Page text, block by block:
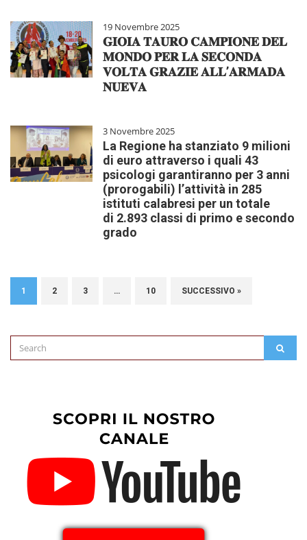
19 Novembre 2025
𝐆𝐈𝐎𝐈𝐀 𝐓𝐀𝐔𝐑𝐎 𝐂𝐀𝐌𝐏𝐈𝐎𝐍𝐄 𝐃𝐄𝐋
𝐌𝐎𝐍𝐃𝐎 𝐏𝐄𝐑 𝐋𝐀 𝐒𝐄𝐂𝐎𝐍𝐃𝐀
𝐕𝐎𝐋𝐓𝐀 𝐆𝐑𝐀𝐙𝐈𝐄 𝐀𝐋𝐋’𝐀𝐑𝐌𝐀𝐃𝐀
𝐍𝐔𝐄𝐕𝐀
3 Novembre 2025
La Regione ha stanziato 9 milioni
di euro attraverso i quali 43
psicologi garantiranno per 3 anni
(prorogabili) l’attività in 285
istituti calabresi per un totale
di 2.893 classi di primo e secondo
grado
1 2 3 … 10 SUCCESSIVO »
Search
for: